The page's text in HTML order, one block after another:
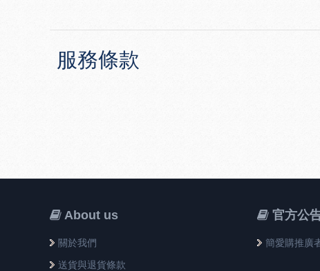
服務條款
About us
關於我們
送貨與退貨條款
官方公
簡愛購推廣